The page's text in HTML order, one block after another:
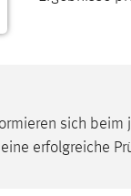
sich beim
erfolgreiche